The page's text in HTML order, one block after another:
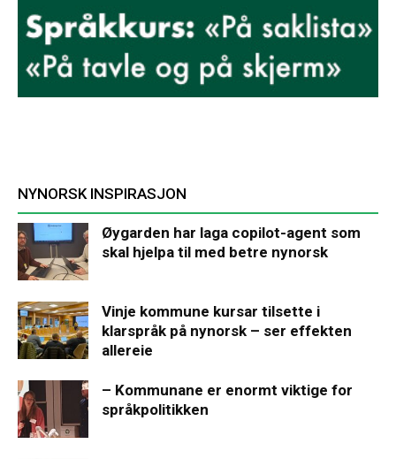
NYNORSK INSPIRASJON
Øygarden har laga copilot-agent som
skal hjelpa til med betre nynorsk
Vinje kommune kursar tilsette i
klarspråk på nynorsk – ser effekten
allereie
– Kommunane er enormt viktige for
språkpolitikken